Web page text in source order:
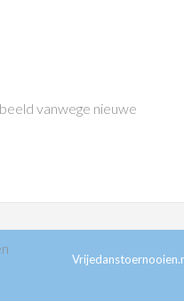
vanwege nieuwe